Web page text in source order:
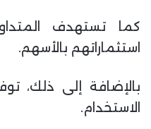
كما تستهدف
استثماراتهم بالأسهم.
بالإضافة إلى ذلك،
الاستخدام.